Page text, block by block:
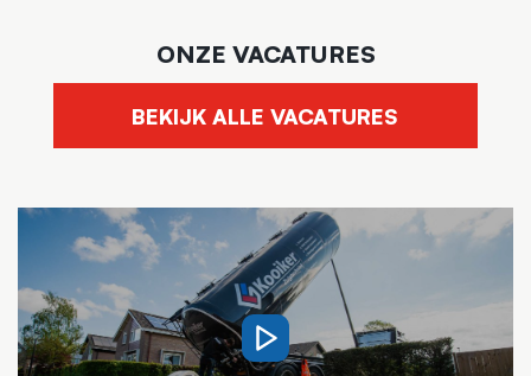
ONZE VACATURES
BEKIJK ALLE VACATURES